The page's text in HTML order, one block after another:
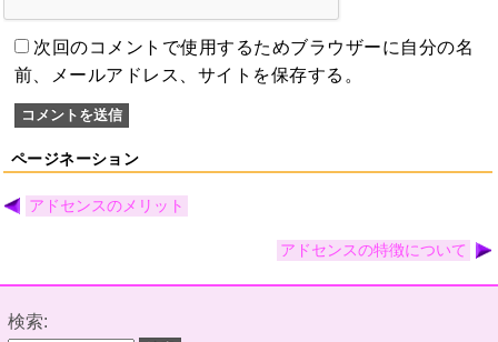
次回のコメントで使用するためブラウザーに自分の名
前、メールアドレス、サイトを保存する。
ページネーション
アドセンスのメリット
アドセンスの特徴について
検索: